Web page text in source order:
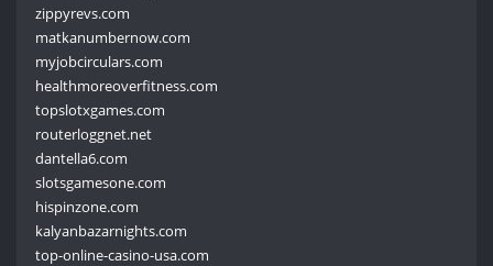
zippyrevs.com
matkanumbernow.com
myjobcirculars.com
healthmoreoverfitness.com
topslotxgames.com
routerloggnet.net
dantella6.com
slotsgamesone.com
hispinzone.com
kalyanbazarnights.com
top-online-casino-usa.com